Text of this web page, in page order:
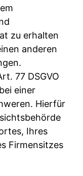
zu erhalten
anderen
77 DSGVO
einer
Hierfür
Ihres
Firmensitzes